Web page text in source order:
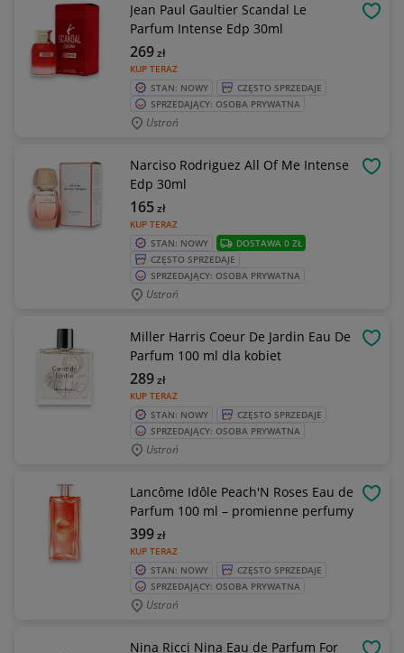
Jean Paul Gaultier Scandal Le
Parfum Intense Edp 30ml
KUP TERAZ
269zł
STAN: NOWY
CZĘSTO SPRZEDAJE
SPRZEDAJĄCY: OSOBA PRYWATNA
Ustroń
Narciso Rodriguez All Of Me Intense
Edp 30ml
KUP TERAZ
165zł
STAN: NOWY
DOSTAWA 0 ZŁ
CZĘSTO SPRZEDAJE
SPRZEDAJĄCY: OSOBA PRYWATNA
Ustroń
Miller Harris Coeur De Jardin Eau De
Parfum 100 ml dla kobiet
KUP TERAZ
289zł
STAN: NOWY
CZĘSTO SPRZEDAJE
SPRZEDAJĄCY: OSOBA PRYWATNA
Ustroń
Lancôme Idôle Peach'N Roses Eau de
Parfum 100 ml – promienne perfumy
KUP TERAZ
399zł
STAN: NOWY
CZĘSTO SPRZEDAJE
SPRZEDAJĄCY: OSOBA PRYWATNA
Ustroń
Nina Ricci Nina Eau de Parfum For